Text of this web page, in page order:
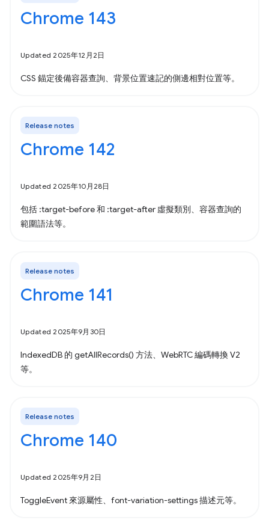
Chrome 143
Updated 2025年12月2日
CSS 錨定後備容器查詢、背景位置速記的側邊相對位置等。
Release notes
Chrome 142
Updated 2025年10月28日
包括 :target-before 和 :target-after 虛擬類別、容器查詢的
範圍語法等。
Release notes
Chrome 141
Updated 2025年9月30日
IndexedDB 的 getAllRecords() 方法、WebRTC 編碼轉換 V2
等。
Release notes
Chrome 140
Updated 2025年9月2日
ToggleEvent 來源屬性、font-variation-settings 描述元等。